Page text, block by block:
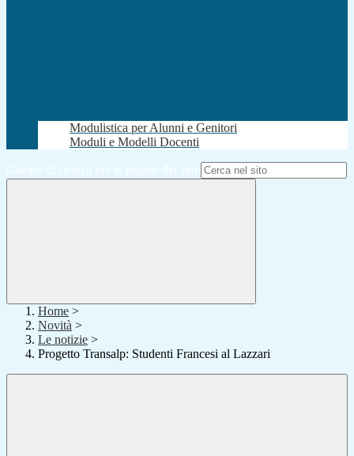
Modulistica per Alunni e Genitori
Moduli e Modelli Docenti
Campo di ricerca per le pagine del sito
Home >
Novità >
Le notizie >
Progetto Transalp: Studenti Francesi al Lazzari